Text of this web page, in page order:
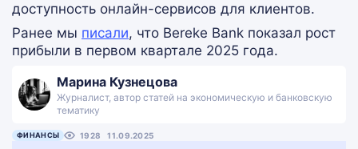
доступность онлайн-сервисов для клиентов.
Ранее мы писали, что Bereke Bank показал рост
прибыли в первом квартале 2025 года.
Марина Кузнецова
Журналист, автор статей на экономическую и банковскую
тематику
ФИНАНСЫ 1928 11.09.2025